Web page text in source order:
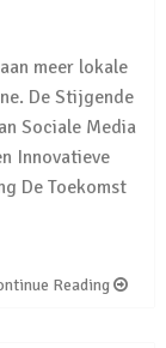
meer lokale
De Stijgende
Sociale Media
Innovatieve
De Toekomst
Reading